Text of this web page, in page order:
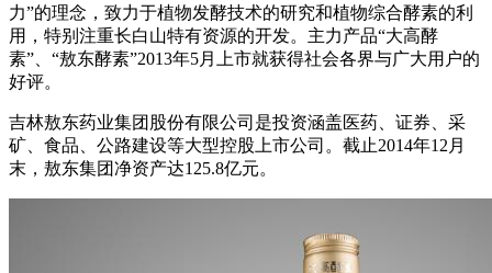
力”的理念，致力于植物发酵技术的研究和植物综合酵素的利
用，特别注重长白山特有资源的开发。主力产品“大高酵
素”、“敖东酵素”2013年5月上市就获得社会各界与广大用户的
好评。
吉林敖东药业集团股份有限公司是投资涵盖医药、证券、采
矿、食品、公路建设等大型控股上市公司。截止2014年12月
末，敖东集团净资产达125.8亿元。